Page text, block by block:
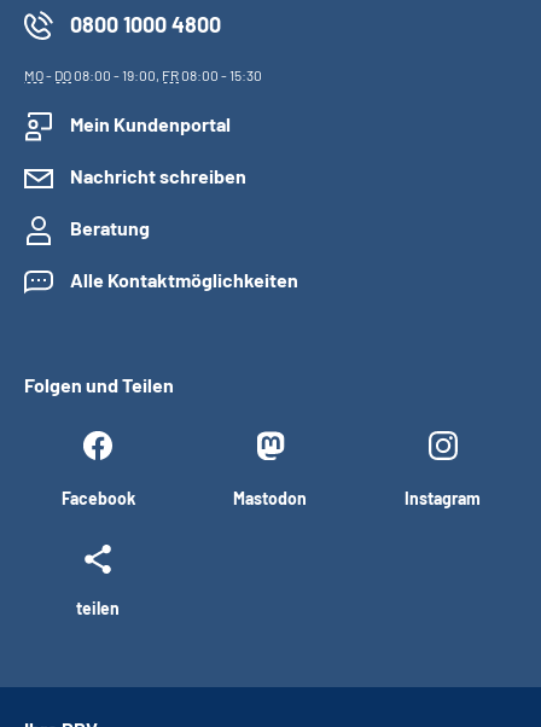
0800 1000 4800
MO- DO08:00 - 19:00, FR08:00 - 15:30
Mein Kundenportal
Nachricht schreiben
Beratung
Alle Kontaktmöglichkeiten
Folgen und Teilen
Facebook Mastodon Instagram
teilen